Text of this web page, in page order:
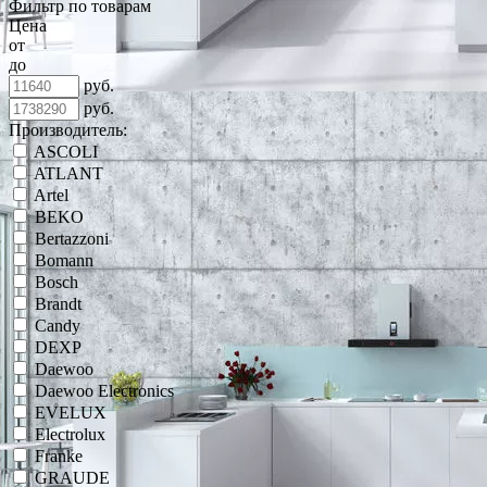
Фильтр по товарам
Цена
от
до
руб.
руб.
Производитель:
ASCOLI
ATLANT
Artel
BEKO
Bertazzoni
Bomann
Bosch
Brandt
Candy
DEXP
Daewoo
Daewoo Electronics
EVELUX
Electrolux
Franke
GRAUDE